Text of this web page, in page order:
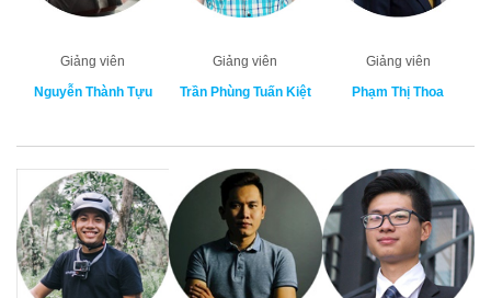
Giảng viên
Nguyễn Thành Tựu
Giảng viên
Trần Phùng Tuấn Kiệt
Giảng viên
Phạm Thị Thoa